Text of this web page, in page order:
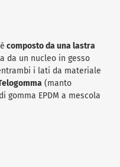
composto da una lastra
da un nucleo in gesso
i lati da materiale
(manto
gomma EPDM a mescola